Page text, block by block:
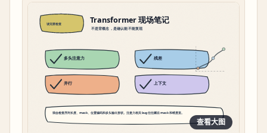
查看大图